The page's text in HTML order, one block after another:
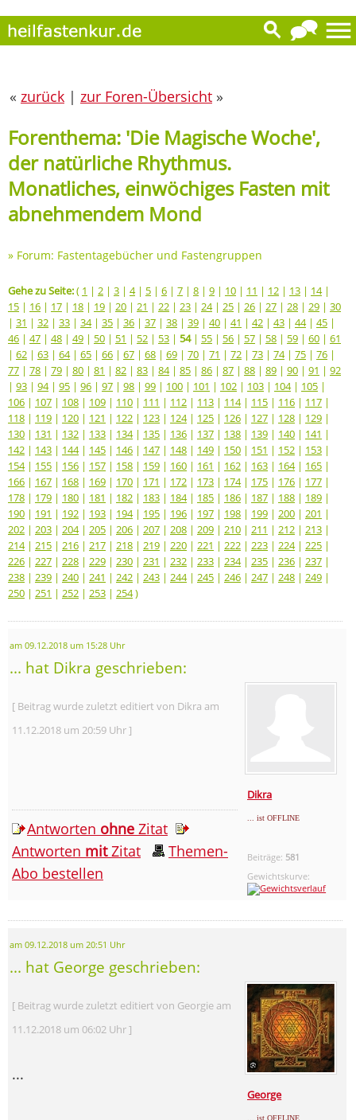
« zurück | zur Foren-Übersicht »
Forenthema: 'Die Magische Woche',
der natürliche Rhythmus.
Monatliches, einwöchiges Fasten mit
abnehmendem Mond
» Forum: Fastentagebücher und Fastengruppen
Gehe zu Seite:( 1 | 2 | 3 | 4| 5 | 6 | 7 | 8 | 9 | 10 | 11 | 12 | 13 | 14|
15 | 16 | 17 | 18 | 19 | 20 | 21 | 22 | 23 | 24| 25 | 26 | 27 | 28 | 29 | 30
| 31 | 32 | 33 | 34| 35 | 36 | 37 | 38 | 39 | 40 | 41 | 42 | 43 | 44| 45 |
46 | 47 | 48 | 49 | 50 | 51 | 52 | 53 | 54| 55 | 56 | 57 | 58 | 59 | 60 | 61
| 62 | 63 | 64| 65 | 66 | 67 | 68 | 69 | 70 | 71 | 72 | 73 | 74| 75 | 76 |
77 | 78 | 79 | 80 | 81 | 82 | 83 | 84| 85 | 86 | 87 | 88 | 89 | 90 | 91 | 92
| 93 | 94| 95 | 96 | 97 | 98 | 99 | 100 | 101 | 102 | 103 | 104| 105 |
106 | 107 | 108 | 109 | 110 | 111 | 112 | 113 | 114| 115 | 116 | 117 |
118 | 119 | 120 | 121 | 122 | 123 | 124| 125 | 126 | 127 | 128 | 129 |
130 | 131 | 132 | 133 | 134| 135 | 136 | 137 | 138 | 139 | 140 | 141 |
142 | 143 | 144| 145 | 146 | 147 | 148 | 149 | 150 | 151 | 152 | 153 |
154| 155 | 156 | 157 | 158 | 159 | 160 | 161 | 162 | 163 | 164| 165 |
166 | 167 | 168 | 169 | 170 | 171 | 172 | 173 | 174| 175 | 176 | 177 |
178 | 179 | 180 | 181 | 182 | 183 | 184| 185 | 186 | 187 | 188 | 189 |
190 | 191 | 192 | 193 | 194| 195 | 196 | 197 | 198 | 199 | 200 | 201 |
202 | 203 | 204| 205 | 206 | 207 | 208 | 209 | 210 | 211 | 212 | 213 |
214| 215 | 216 | 217 | 218 | 219 | 220 | 221 | 222 | 223 | 224| 225 |
226 | 227 | 228 | 229 | 230 | 231 | 232 | 233 | 234| 235 | 236 | 237 |
238 | 239 | 240 | 241 | 242 | 243 | 244| 245 | 246 | 247 | 248 | 249 |
250 | 251 | 252 | 253 | 254)
am 09.12.2018 um 15:28 Uhr
... hat Dikra geschrieben:
Dikra
... ist OFFLINE
Beiträge: 581
Gewichtskurve:
[ Beitrag wurde zuletzt editiert von Dikra am
11.12.2018 um 20:59 Uhr ]
Antworten ohne Zitat
Antworten mitZitat
Themen-
Abo bestellen
am 09.12.2018 um 20:51 Uhr
... hat George geschrieben:
George
... ist OFFLINE
[ Beitrag wurde zuletzt editiert von Georgie am
11.12.2018 um 06:02 Uhr ]
...